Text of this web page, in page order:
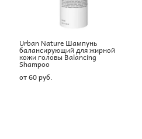
Urban Nature Шампунь
балансирующий для жирной
кожи головы Balancing
Shampoo
от 60 pуб.